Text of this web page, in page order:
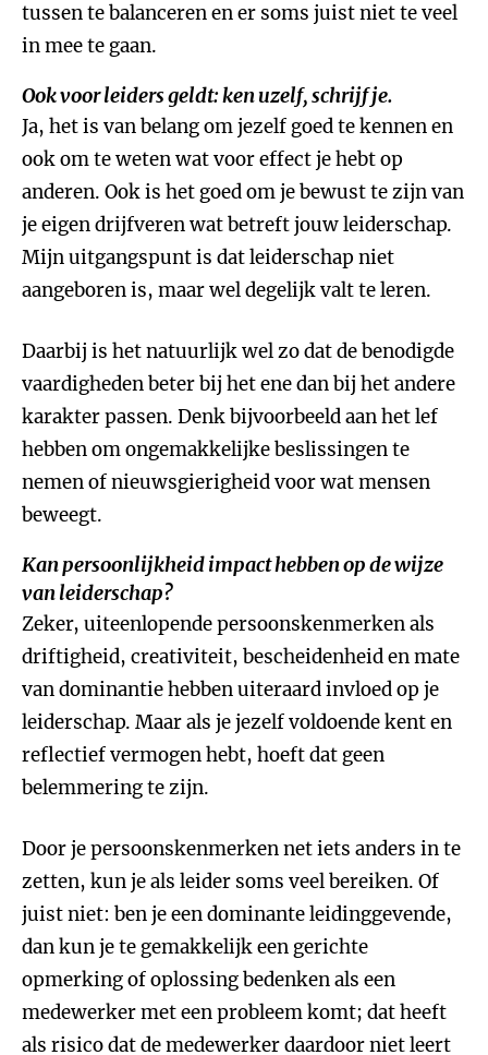
tussen te balanceren en er soms juist niet te veel
in mee te gaan.
Ook voor leiders geldt: ken uzelf, schrijf je.
Ja, het is van belang om jezelf goed te kennen en
ook om te weten wat voor effect je hebt op
anderen. Ook is het goed om je bewust te zijn van
je eigen drijfveren wat betreft jouw leiderschap.
Mijn uitgangspunt is dat leiderschap niet
aangeboren is, maar wel degelijk valt te leren.
Daarbij is het natuurlijk wel zo dat de benodigde
vaardigheden beter bij het ene dan bij het andere
karakter passen. Denk bijvoorbeeld aan het lef
hebben om ongemakkelijke beslissingen te
nemen of nieuwsgierigheid voor wat mensen
beweegt.
Kan persoonlijkheid impact hebben op de wijze
van leiderschap?
Zeker, uiteenlopende persoonskenmerken als
driftigheid, creativiteit, bescheidenheid en mate
van dominantie hebben uiteraard invloed op je
leiderschap. Maar als je jezelf voldoende kent en
reflectief vermogen hebt, hoeft dat geen
belemmering te zijn.
Door je persoonskenmerken net iets anders in te
zetten, kun je als leider soms veel bereiken. Of
juist niet: ben je een dominante leidinggevende,
dan kun je te gemakkelijk een gerichte
opmerking of oplossing bedenken als een
medewerker met een probleem komt; dat heeft
als risico dat de medewerker daardoor niet leert